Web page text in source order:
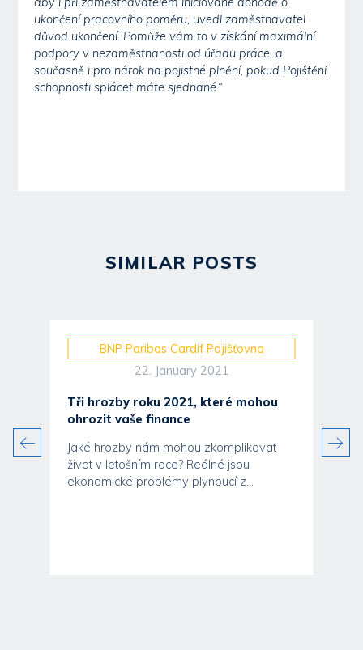
ukončení pracovního poměru, uvedl zaměstnavatel
důvod ukončení. Pomůže vám to v získání maximální
podpory v nezaměstnanosti od úřadu práce, a
současně i pro nárok na pojistné plnění, pokud Pojištění
schopnosti splácet máte sjednané.“
SIMILAR POSTS
BNP Paribas Cardif Pojišťovna
22. January 2021
Tři hrozby roku 2021, které mohou
ohrozit vaše finance
Jaké hrozby nám mohou zkomplikovat
život v letošním roce? Reálné jsou
ekonomické problémy plynoucí z...